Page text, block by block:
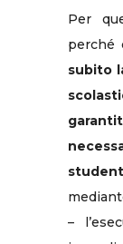
Per
perché
subito
–